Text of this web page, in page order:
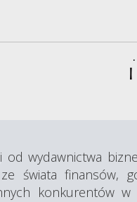
wydawnictwa
świata finansów,
konkurentów w